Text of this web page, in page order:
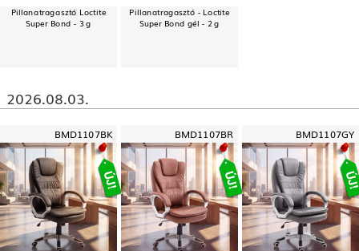
Pillanatragasztó Loctite
Super Bond - 3 g
Pillanatragasztó - Loctite
Super Bond gél - 2 g
2026.08.03.
BMD1107BK BMD1107BR BMD1107GY